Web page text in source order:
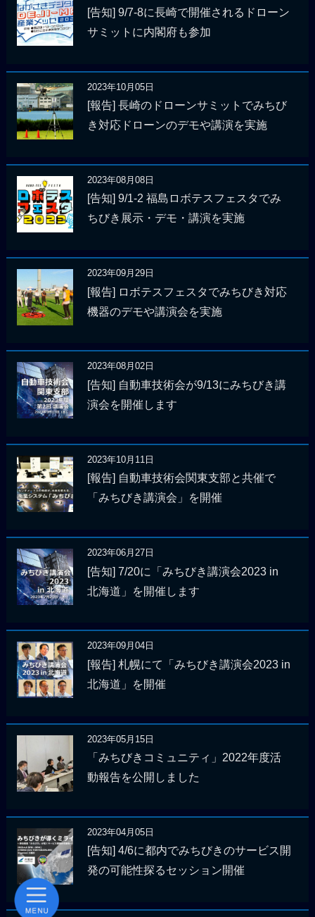
[告知] 9/7-8に長崎で開催されるドローン
サミットに内閣府も参加
2023年10月05日
[報告] 長崎のドローンサミットでみちび
き対応ドローンのデモや講演を実施
2023年08月08日
[告知] 9/1-2 福島ロボテスフェスタでみ
ちびき展示・デモ・講演を実施
2023年09月29日
[報告] ロボテスフェスタでみちびき対応
機器のデモや講演会を実施
2023年08月02日
[告知] 自動車技術会が9/13にみちびき講
演会を開催します
2023年10月11日
[報告] 自動車技術会関東支部と共催で
「みちびき講演会」を開催
2023年06月27日
[告知] 7/20に「みちびき講演会2023 in
北海道」を開催します
2023年09月04日
[報告] 札幌にて「みちびき講演会2023 in
北海道」を開催
2023年05月15日
「みちびきコミュニティ」2022年度活
動報告を公開しました
2023年04月05日
[告知] 4/6に都内でみちびきのサービス開
発の可能性探るセッション開催